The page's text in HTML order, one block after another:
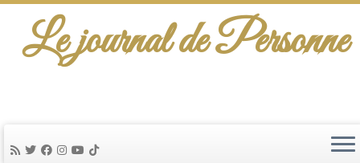
Le journal de Personne